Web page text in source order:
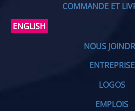
COMMANDE ET
ENGLISH
NOUS
ENTREPRISE
LOGOS
EMPLOIS